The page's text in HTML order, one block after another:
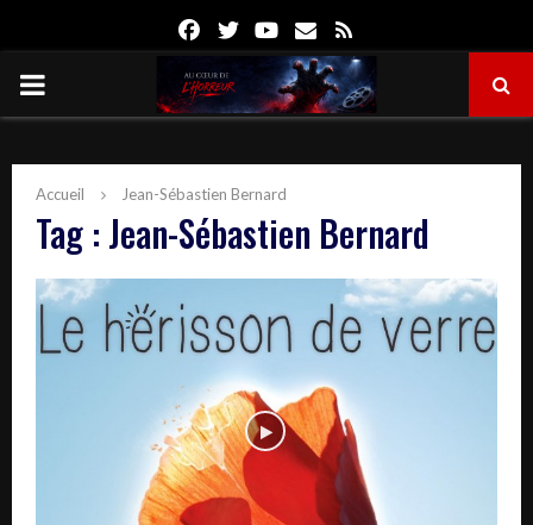
FacebookTwitterYoutube
Email
PRIMARY
Accueil Jean-Sébastien Bernard
Tag : Jean-Sébastien Bernard